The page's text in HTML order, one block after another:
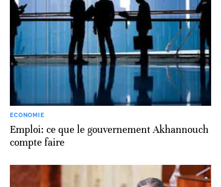
ECONOMIE
Emploi: ce que le gouvernement Akhannouch
compte faire